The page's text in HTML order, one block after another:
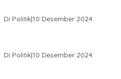
Di Politik|10 Desember 2024
Di Politik|10 Desember 2024